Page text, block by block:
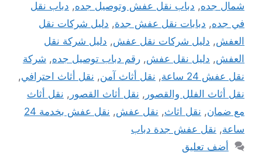
شمال جده, دباب نقل عفش وتوصيل جده, دباب نقل
في جده, دبابات نقل عفش جدة, دليل شركات نقل
العفش, دليل شركات نقل عفش, دليل شركة نقل
العفش, دليل نقل عفش, رقم دباب توصيل جده, شركة
نقل عفش 24 ساعة
, نقل أثاث آمن, نقل أثاث احترافي,
نقل أثاث الفلل والقصور , نقل أثاث القصور , نقل أثاث
مع ضمان, نقل اثاث, نقل عفش,
نقل عفش بخدمة 24
ساعة, نقل عفش جدة دباب
أضف تعليق